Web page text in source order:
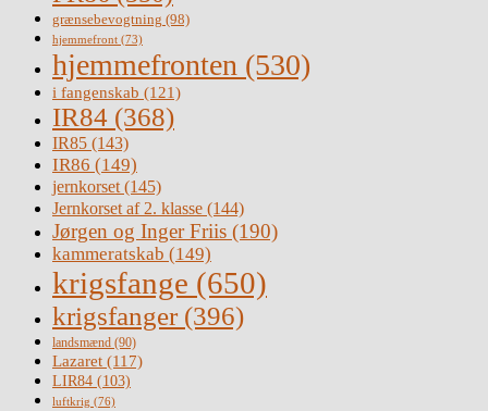
grænsebevogtning (98)
hjemmefront (73)
hjemmefronten (530)
i fangenskab (121)
IR84 (368)
IR85 (143)
IR86 (149)
jernkorset(145)
Jernkorset af 2. klasse (144)
Jørgen og Inger Friis (190)
kammeratskab (149)
krigsfange (650)
krigsfanger (396)
landsmænd (90)
Lazaret (117)
LIR84 (103)
luftkrig (76)